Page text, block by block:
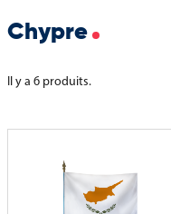
Chypre
Il y a 6 produits.